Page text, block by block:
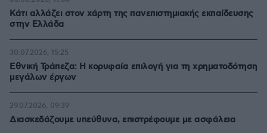
Κάτι αλλάζει στον χάρτη της πανεπιστημιακής εκπαίδευσης
στην Ελλάδα
Εθνική Τράπεζα: Η κορυφαία επιλογή για τη χρηματοδότηση
μεγάλων έργων
30.07.2026, 15:25
Διασκεδάζουμε υπεύθυνα, επιστρέφουμε με ασφάλεια
29.07.2026, 09:39